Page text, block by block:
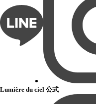
Lumière du ciel 公式